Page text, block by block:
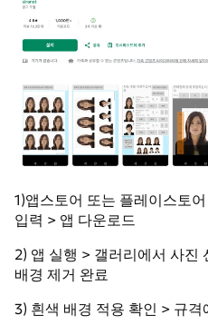
1)앱스토어 또는 플레이스토
입력 > 앱 다운로드
2) 앱 실행 > 갤러리에서 사진
배경 제거 완료
3) 흰색 배경 적용 확인 > 규격